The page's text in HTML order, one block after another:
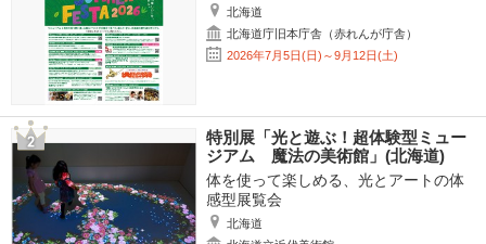
北海道
北海道庁旧本庁舎（赤れんが庁舎）
2026年7月5日(日)～9月12日(土)
特別展「光と遊ぶ！超体験型ミュー
ジアム 魔法の美術館」(北海道)
体を使って楽しめる、光とアートの体
感型展覧会
北海道